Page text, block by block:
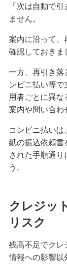
数料の有
無職でも
クレジッ
件や入手
プラチナ
収等の条
クレジッ
れぞれの
大学生も
トや選び
「次は自動で
ません。
案内に沿って、
確認しておきま
一方、再引き落
ンビニ払い等で
用者ごとに異な
案内や問い合わ
コンビニ払い
紙の振込依頼書
された手順通り
う。
クレジッ
リスク
残高不足でクレ
情報への影響以